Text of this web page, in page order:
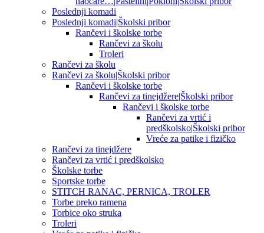
Poslednji komadi
Poslednji komadi|Školski pribor
Rančevi i školske torbe
Rančevi za školu
Troleri
Rančevi za školu
Rančevi za školu|Školski pribor
Rančevi i školske torbe
Rančevi za tinejdžere|Školski pribor
Rančevi i školske torbe
Rančevi za vrtić i
predškolsko|Školski pribor
Vreće za patike i fizičko
Rančevi za tinejdžere
Rančevi za vrtić i predškolsko
Školske torbe
Sportske torbe
STITCH RANAC, PERNICA, TROLER
Torbe preko ramena
Torbice oko struka
Troleri